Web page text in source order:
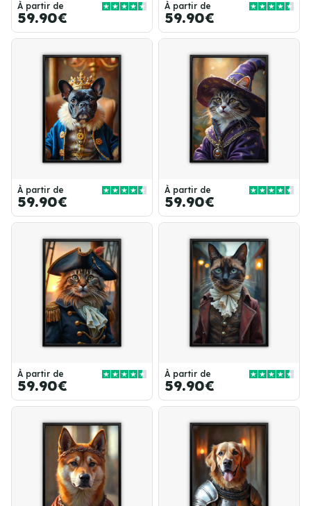
À partir de
59.90€
À partir de
59.90€
À partir de
59.90€
À partir de
59.90€
À partir de
59.90€
À partir de
59.90€